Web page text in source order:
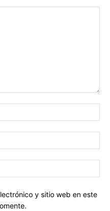
y sitio web en este